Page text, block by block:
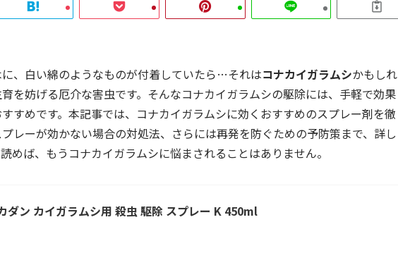
、白い綿のようなものが付着していたら…それはコナカイガラムシかもしれ
を妨げる厄介な害虫です。そんなコナカイガラムシの駆除には、手軽で効果
すめです。本記事では、コナカイガラムシに効くおすすめのスプレー剤を徹
レーが効かない場合の対処法、さらには再発を防ぐための予防策まで、詳し
めば、もうコナカイガラムシに悩まされることはありません。
ダン カイガラムシ用 殺虫 駆除 スプレー K 450ml